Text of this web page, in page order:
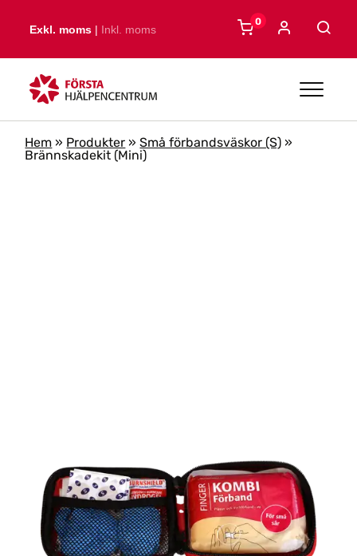
Exkl. moms | Inkl. moms
0
Hem » Produkter »Små förbandsväskor (S) »
Brännskadekit (Mini)